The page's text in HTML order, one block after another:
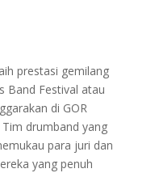
prestasi gemilang
Band Festival atau
di GOR
drumband yang
para juri dan
yang penuh